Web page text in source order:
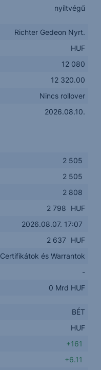
nyíltvégű
Richter Gedeon Nyrt.
HUF
12 080
12 320.00
Nincs rollover
2026.08.10.
2 505
2 505
2 808
2 798
HUF
2026.08.07. 17:07
2 637
HUF
Certifikátok és Warrantok
-
0 Mrd HUF
BÉT
HUF
+161
+6.11